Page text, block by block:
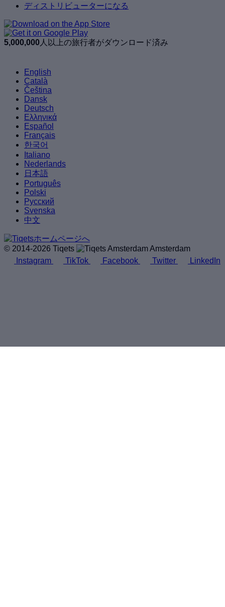
ディストリビューターになる
5,000,000 人以上の旅行者がダウンロード済み
English
Català
Čeština
Dansk
Deutsch
Ελληνικά
Español
Français
한국어
Italiano
Nederlands
日本語
Português
Polski
Русский
Svenska
中文
© 2014-2026 Tiqets
Amsterdam
Instagram
TikTok Facebook Twitter LinkedIn